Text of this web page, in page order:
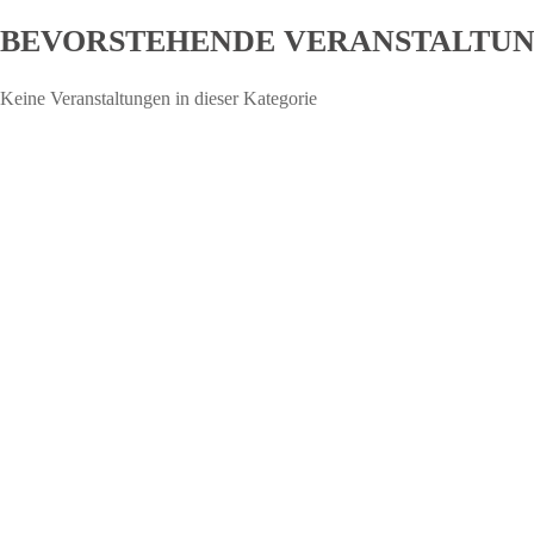
BEVORSTEHENDE
Keine Veranstaltungen in dieser Kategorie